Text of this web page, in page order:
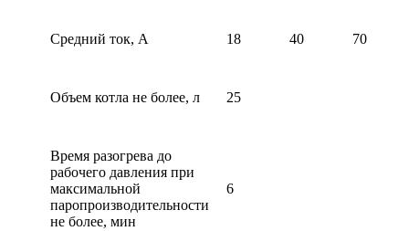
Средний ток, А 18 40 70
Объем котла не более, л 25
Время разогрева до
рабочего давления при
максимальной
паропроизводительности
не более, мин
6